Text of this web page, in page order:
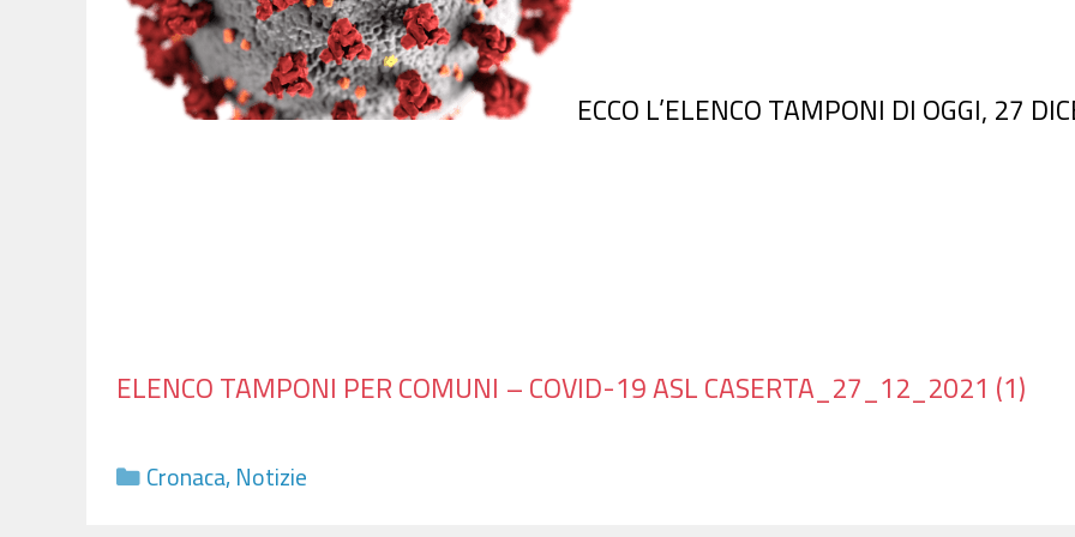
ECCO L’ELENCO TAMPONI DI OGGI, 27
ELENCO TAMPONI PER COMUNI – COVID-19 ASL CASERTA_27_12_2021 (1)
Categorie
Cronaca,Notizie